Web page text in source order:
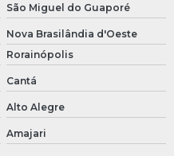
São Miguel do Guaporé
Nova Brasilândia d'Oeste
Rorainópolis
Cantá
Alto Alegre
Amajari